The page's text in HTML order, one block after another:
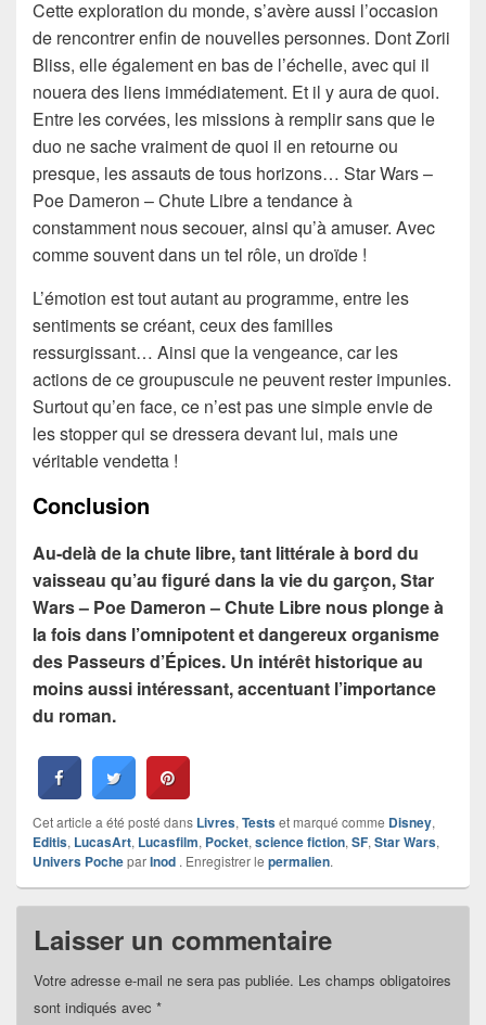
Cette exploration du monde, s’avère aussi l’occasion
de rencontrer enfin de nouvelles personnes. Dont Zorii
Bliss, elle également en bas de l’échelle, avec qui il
nouera des liens immédiatement. Et il y aura de quoi.
Entre les corvées, les missions à remplir sans que le
duo ne sache vraiment de quoi il en retourne ou
presque, les assauts de tous horizons… Star Wars –
Poe Dameron – Chute Libre a tendance à
constamment nous secouer, ainsi qu’à amuser. Avec
comme souvent dans un tel rôle, un droïde !
L’émotion est tout autant au programme, entre les
sentiments se créant, ceux des familles
ressurgissant… Ainsi que la vengeance, car les
actions de ce groupuscule ne peuvent rester impunies.
Surtout qu’en face, ce n’est pas une simple envie de
les stopper qui se dressera devant lui, mais une
véritable vendetta !
Conclusion
Au-delà de la chute libre, tant littérale à bord du
vaisseau qu’au figuré dans la vie du garçon, Star
Wars – Poe Dameron – Chute Libre nous plonge à
la fois dans l’omnipotent et dangereux organisme
des Passeurs d’Épices. Un intérêt historique au
moins aussi intéressant, accentuant l’importance
du roman.
Cet article a été posté dans Livres, Testset marqué comme Disney,
Editis, LucasArt, Lucasfilm, Pocket, science fiction, SF, Star Wars,
Univers PocheparInod . Enregistrer le permalien.
Laisser un commentaire
Votre adresse e-mail ne sera pas publiée. Les champs obligatoires
sont indiqués avec *